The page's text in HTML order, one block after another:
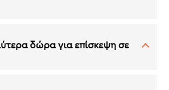
δώρα για επίσκεψη σε